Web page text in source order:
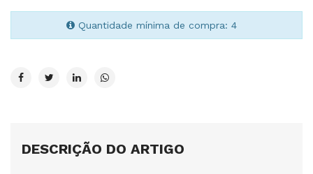
Quantidade mínima de compra: 4
DESCRIÇÃO DO ARTIGO